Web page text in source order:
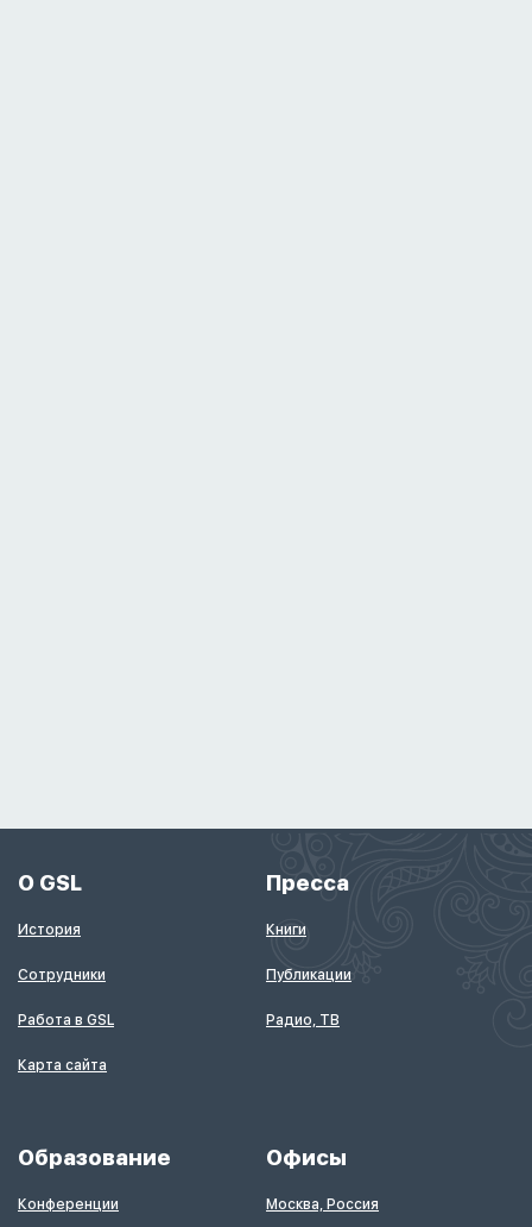
О GSL
История
Сотрудники
Работа в GSL
Карта сайта
Пресса
Книги
Публикации
Радио, ТВ
Образование
Конференции
Офисы
Москва, Россия